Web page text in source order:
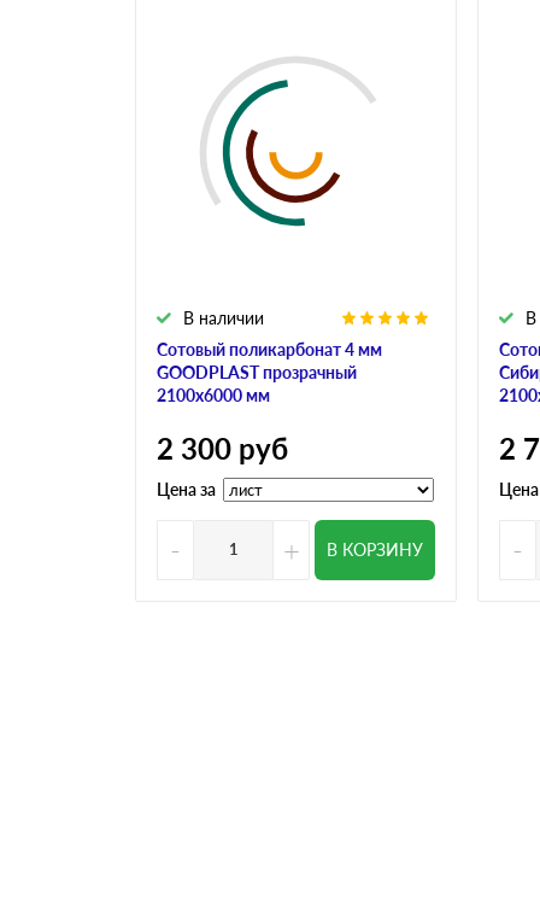
Сотовый поликарбонат 4 мм
GOODPLAST прозрачный
2100х6000 мм
В наличии
2 300 руб
Цена за
- + В КОРЗИНУ
В
2
Цена
-